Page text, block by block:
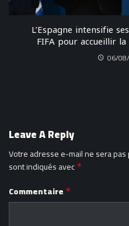
L’Espagne intensifie
FIFA pour accueillir
06/
Leave A Reply
Votre adresse e-mail ne sera pas
sont indiqués avec *
Commentaire *